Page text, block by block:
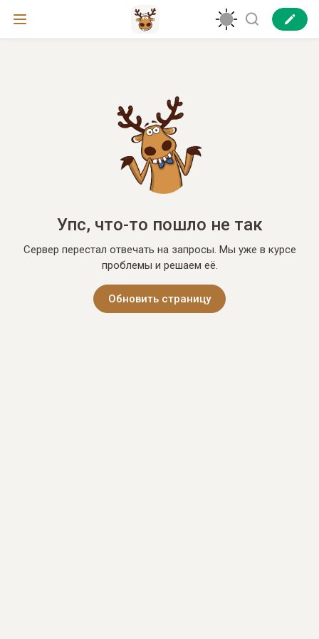
Упс, что-то пошло не так
Сервер перестал отвечать на запросы. Мы уже в курсе
проблемы и решаем её.
Обновить страницу